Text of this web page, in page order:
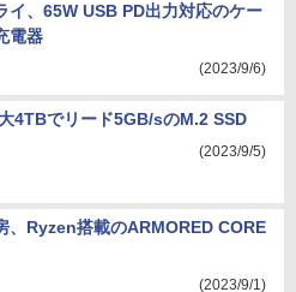
イ、65W USB PD出力対応のケー
電器
(2023/9/6)
4TBでリード5GB/sのM.2 SSD
(2023/9/5)
、Ryzen搭載のARMORED CORE
(2023/9/1)